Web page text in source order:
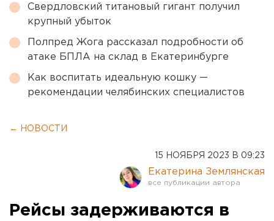
Свердловский титановый гигант получил
крупный убыток
Полпред Жога рассказал подробности об
атаке БПЛА на склад в Екатеринбурге
Как воспитать идеальную кошку —
рекомендации челябинских специалистов
← НОВОСТИ
15 НОЯБРЯ 2023 В 09:23
Екатерина Землянская
Рейсы задерживаются в